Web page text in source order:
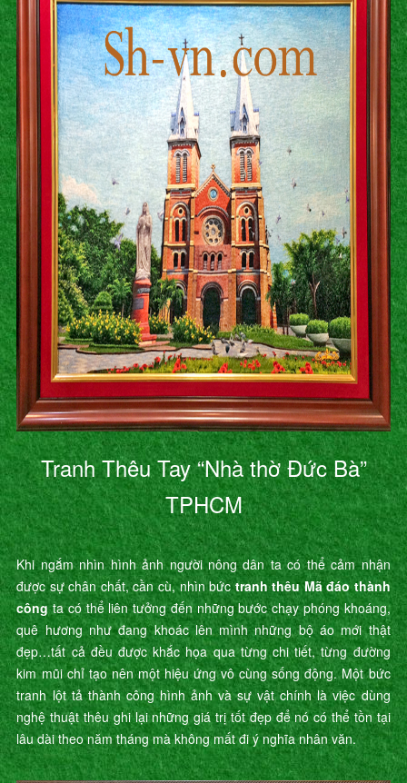
Tranh Thêu Tay “Nhà thờ Đức Bà”
TPHCM
Khi ngắm nhìn hình ảnh người nông dân ta có thể cảm nhận
được sự chân chất, cần cù, nhìn bứctranh thêu Mã đáo thành
côngta có thể liên tưởng đến những bước chạy phóng khoáng,
quê hương như đang khoác lên mình những bộ áo mới thật
đẹp…tất cả đều được khắc họa qua từng chi tiết, từng đường
kim mũi chỉ tạo nên một hiệu ứng vô cùng sống động. Một bức
tranh lột tả thành công hình ảnh và sự vật chính là việc dùng
nghệ thuật thêu ghi lại những giá trị tốt đẹp để nó có thể tồn tại
lâu dài theo năm tháng mà không mất đi ý nghĩa nhân văn.